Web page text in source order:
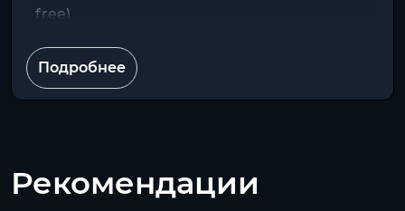
free)
Подробнее
Рекомендации